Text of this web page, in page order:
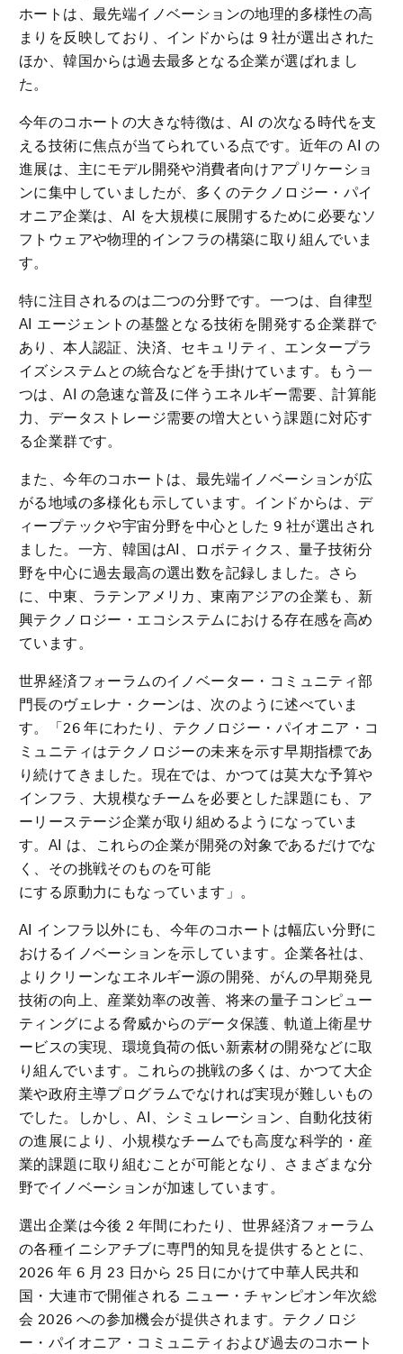
ホートは、最先端イノベーションの地理的多様性の高
まりを反映しており、インドからは 9 社が選出された
ほか、韓国からは過去最多となる企業が選ばれまし
た。
今年のコホートの大きな特徴は、AI の次なる時代を支
える技術に焦点が当てられている点です。近年の AI の
進展は、主にモデル開発や消費者向けアプリケーショ
ンに集中していましたが、多くのテクノロジー・パイ
オニア企業は、AI を大規模に展開するために必要なソ
フトウェアや物理的インフラの構築に取り組んでいま
す。
特に注目されるのは二つの分野です。一つは、自律型
AI エージェントの基盤となる技術を開発する企業群で
あり、本人認証、決済、セキュリティ、エンタープラ
イズシステムとの統合などを手掛けています。もう一
つは、AI の急速な普及に伴うエネルギー需要、計算能
力、データストレージ需要の増大という課題に対応す
る企業群です。
また、今年のコホートは、最先端イノベーションが広
がる地域の多様化も示しています。インドからは、デ
ィープテックや宇宙分野を中心とした 9 社が選出され
ました。一方、韓国はAI、ロボティクス、量子技術分
野を中心に過去最高の選出数を記録しました。さら
に、中東、ラテンアメリカ、東南アジアの企業も、新
興テクノロジー・エコシステムにおける存在感を高め
ています。
世界経済フォーラムのイノベーター・コミュニティ部
門長のヴェレナ・クーンは、次のように述べていま
す。「26 年にわたり、テクノロジー・パイオニア・コ
ミュニティはテクノロジーの未来を示す早期指標であ
り続けてきました。現在では、かつては莫大な予算や
インフラ、大規模なチームを必要とした課題にも、ア
ーリーステージ企業が取り組めるようになっていま
す。AI は、これらの企業が開発の対象であるだけでな
く、その挑戦そのものを可能
にする原動力にもなっています」。
AI インフラ以外にも、今年のコホートは幅広い分野に
おけるイノベーションを示しています。企業各社は、
よりクリーンなエネルギー源の開発、がんの早期発見
技術の向上、産業効率の改善、将来の量子コンピュー
ティングによる脅威からのデータ保護、軌道上衛星サ
ービスの実現、環境負荷の低い新素材の開発などに取
り組んでいます。これらの挑戦の多くは、かつて大企
業や政府主導プログラムでなければ実現が難しいもの
でした。しかし、AI、シミュレーション、自動化技術
の進展により、小規模なチームでも高度な科学的・産
業的課題に取り組むことが可能となり、さまざまな分
野でイノベーションが加速しています。
選出企業は今後 2 年間にわたり、世界経済フォーラム
の各種イニシアチブに専門的知見を提供するととに、
2026 年 6 月 23 日から 25 日にかけて中華人民共和
国・大連市で開催される ニュー・チャンピオン年次総
会 2026 への参加機会が提供されます。テクノロジ
ー・パイオニア・コミュニティおよび過去のコホート